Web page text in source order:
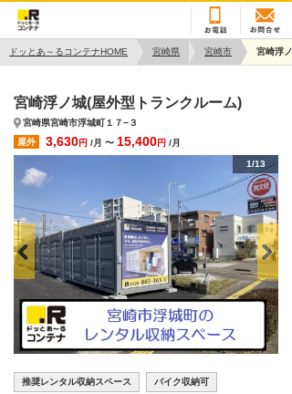
ドッとあ～るコンテナHOME 宮崎県 宮崎市 宮崎浮ノ
宮崎浮ノ城(屋外型トランクルーム)
宮崎県宮崎市浮城町１７−３
屋外
3,630円 /月 〜 15,400円 /月
1/13
推奨レンタル収納スペース バイク収納可